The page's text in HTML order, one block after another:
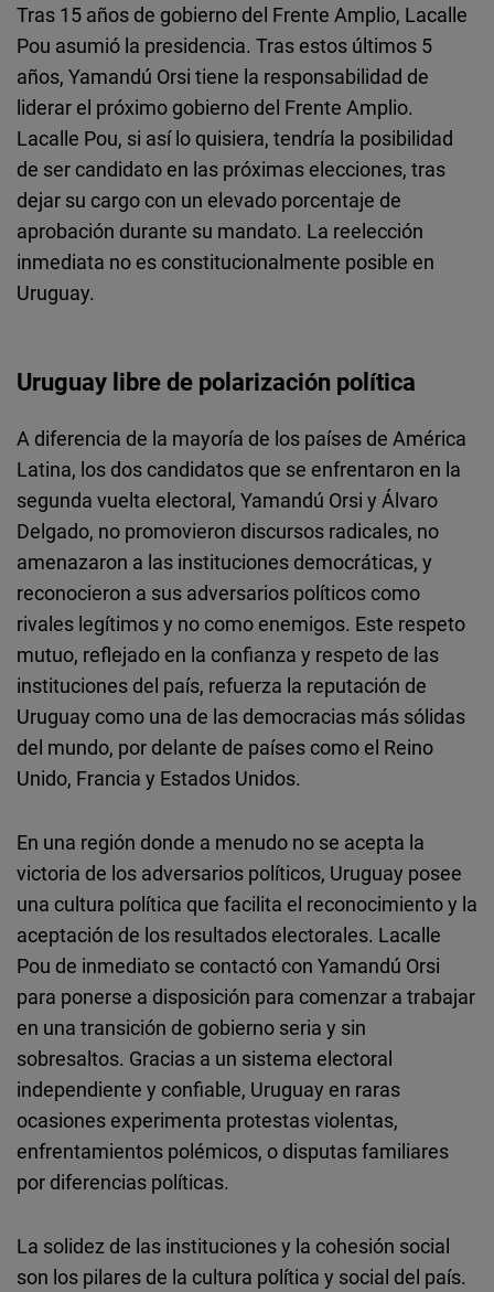
Tras 15 años de gobierno del Frente Amplio, Lacalle
Pou asumió la presidencia. Tras estos últimos 5
años, Yamandú Orsi tiene la responsabilidad de
liderar el próximo gobierno del Frente Amplio.
Lacalle Pou, si así lo quisiera, tendría la posibilidad
de ser candidato en las próximas elecciones, tras
dejar su cargo con un elevado porcentaje de
aprobación durante su mandato. La reelección
inmediata no es constitucionalmente posible en
Uruguay.
Uruguay libre de polarización política
A diferencia de la mayoría de los países de América
Latina, los dos candidatos que se enfrentaron en la
segunda vuelta electoral, Yamandú Orsi y Álvaro
Delgado, no promovieron discursos radicales, no
amenazaron a las instituciones democráticas, y
reconocieron a sus adversarios políticos como
rivales legítimos y no como enemigos. Este respeto
mutuo, reflejado en la confianza y respeto de las
instituciones del país, refuerza la reputación de
Uruguay como una de las democracias más sólidas
del mundo, por delante de países como el Reino
Unido, Francia y Estados Unidos.
En una región donde a menudo no se acepta la
victoria de los adversarios políticos, Uruguay posee
una cultura política que facilita el reconocimiento y la
aceptación de los resultados electorales. Lacalle
Pou de inmediato se contactó con Yamandú Orsi
para ponerse a disposición para comenzar a trabajar
en una transición de gobierno seria y sin
sobresaltos. Gracias a un sistema electoral
independiente y confiable, Uruguay en raras
ocasiones experimenta protestas violentas,
enfrentamientos polémicos, o disputas familiares
por diferencias políticas.
La solidez de las instituciones y la cohesión social
son los pilares de la cultura política y social del país.